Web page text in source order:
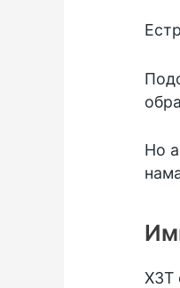
Но
ХЗТ